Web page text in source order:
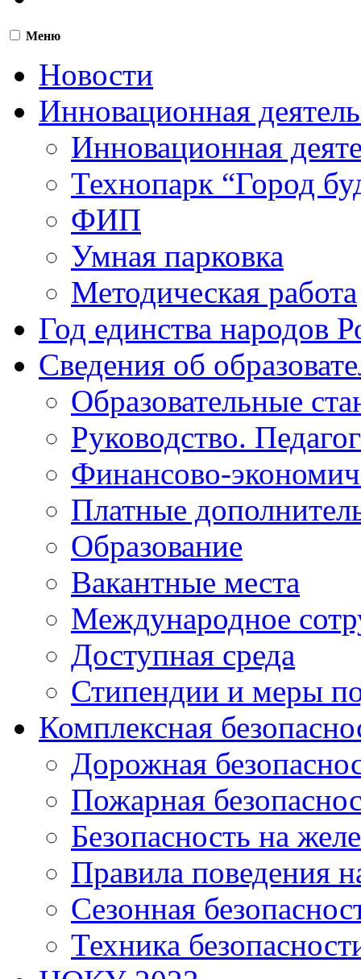
Меню
Новости
Инновационная
Инновационная
Технопарк “Город
ФИП
Умная парковка
Методическая работа
Год единства народов
Сведения об
Образовательные
Руководство.
Финансово-
Платные
Образование
Вакантные места
Международное
Доступная среда
Стипендии и меры
Комплексная
Дорожная
Пожарная
Безопасность на
Правила поведения
Сезонная
Техника